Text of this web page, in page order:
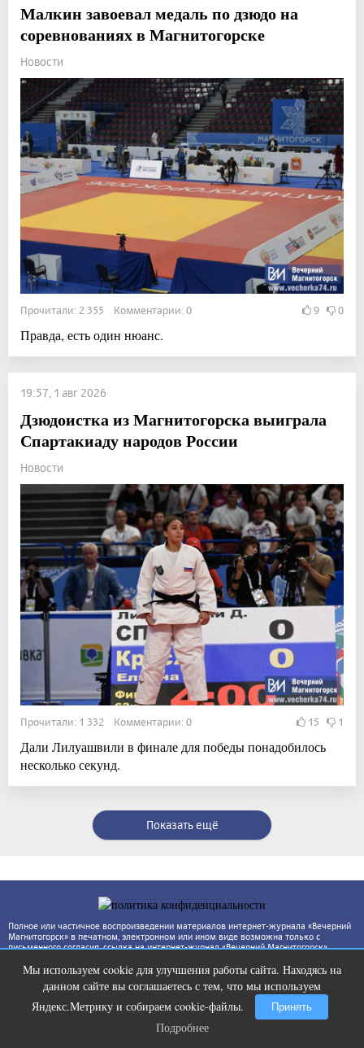
Малкин завоевал медаль по дзюдо на
соревнованиях в Магнитогорске
Новости
Прочитали: 2 355 Комментарии: 0 9 0
Правда, есть один нюанс.
19:57, 1 авг 2026
Дзюдоистка из Магнитогорска выиграла
Спартакиаду народов России
Новости
Прочитали: 1 332 Комментарии: 0 15 1
Дали Лилуашвили в финале для победы понадобилось
несколько секунд.
Показать ещё
Полное или частичное воспроизведении материалов интернет-журнала «Вечерний
Магнитогорск» в печатном, электронном или ином виде возможна только с
письменного согласия, ссылка на интернет-журнал «Вечерний Магнитогорск»
ответственность несут авторы публикаций и рекламодатели. Редакция может не
разделять точку зрения автора.
Мы используем cookie для улучшения работы сайта. Находясь на
данном сайте вы соглашаетесь с тем, что мы используем
Яндекс.Метрику и собираем cookie-файлы.
Принять
Подробнее
Ролик из Омска: вы будете смеяться
долго
Подробнее